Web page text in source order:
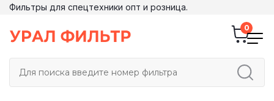
Фильтры для спецтехники опт и розница.